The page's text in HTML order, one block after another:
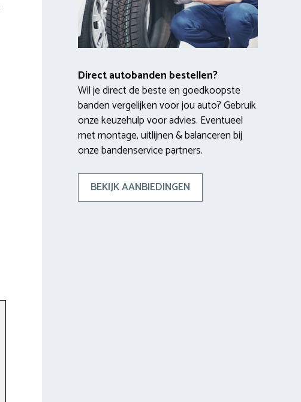
Direct autobanden bestellen?
Wil je direct de beste en goedkoopste
banden vergelijken voor jou auto? Gebruik
onze keuzehulp voor advies. Eventueel
met montage, uitlijnen & balanceren bij
onze bandenservice partners.
BEKIJK AANBIEDINGEN